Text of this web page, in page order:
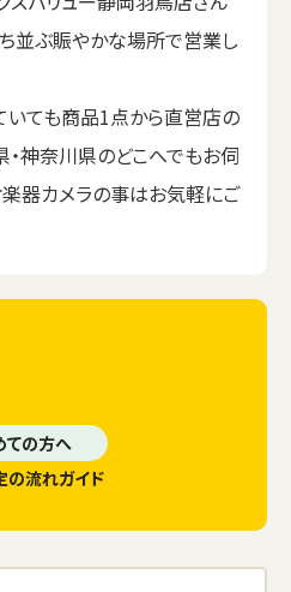
並ぶ賑やかな場所で営業し
いても商品1点から直営店の
・神奈川県のどこへでもお伺
楽器カメラの事はお気軽にご
ての方へ
の流れガイド